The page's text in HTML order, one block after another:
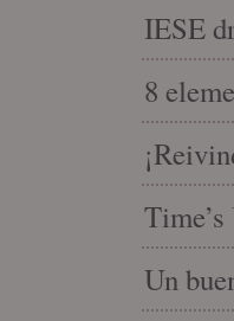
IESE
8
Un